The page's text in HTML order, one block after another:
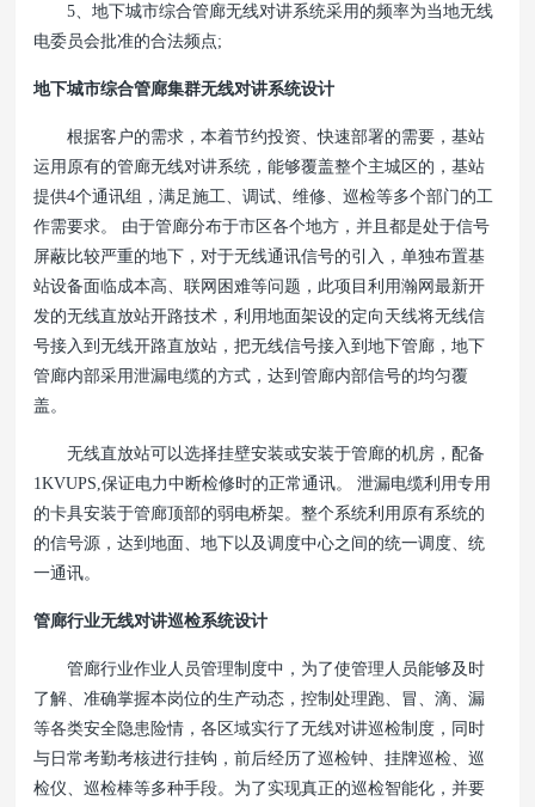
5、地下城市综合管廊无线对讲系统采用的频率为当地无线
电委员会批准的合法频点;
地下城市综合管廊集群无线对讲系统设计
根据客户的需求，本着节约投资、快速部署的需要，基站
运用原有的管廊无线对讲系统，能够覆盖整个主城区的，基站
提供4个通讯组，满足施工、调试、维修、巡检等多个部门的工
作需要求。 由于管廊分布于市区各个地方，并且都是处于信号
屏蔽比较严重的地下，对于无线通讯信号的引入，单独布置基
站设备面临成本高、联网困难等问题，此项目利用瀚网最新开
发的无线直放站开路技术，利用地面架设的定向天线将无线信
号接入到无线开路直放站，把无线信号接入到地下管廊，地下
管廊内部采用泄漏电缆的方式，达到管廊内部信号的均匀覆
盖。
无线直放站可以选择挂壁安装或安装于管廊的机房，配备
1KVUPS,保证电力中断检修时的正常通讯。 泄漏电缆利用专用
的卡具安装于管廊顶部的弱电桥架。整个系统利用原有系统的
的信号源，达到地面、地下以及调度中心之间的统一调度、统
一通讯。
管廊行业无线对讲巡检系统设计
管廊行业作业人员管理制度中，为了使管理人员能够及时
了解、准确掌握本岗位的生产动态，控制处理跑、冒、滴、漏
等各类安全隐患险情，各区域实行了无线对讲巡检制度，同时
与日常考勤考核进行挂钩，前后经历了巡检钟、挂牌巡检、巡
检仪、巡检棒等多种手段。为了实现真正的巡检智能化，并要